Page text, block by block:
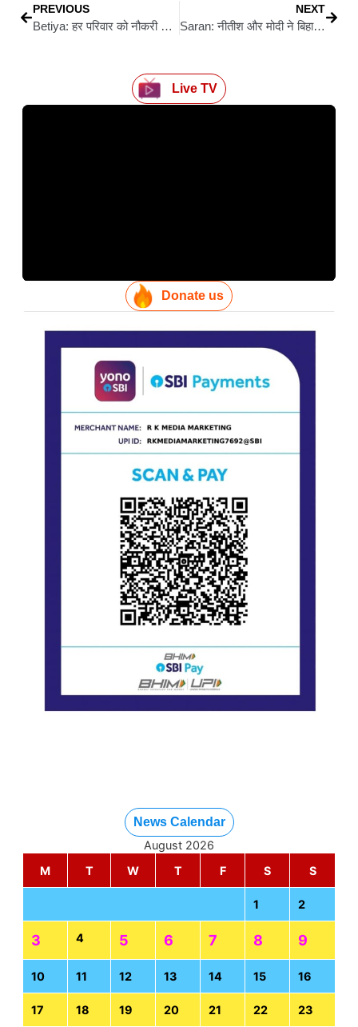
PREVIOUS
Betiya: हर परिवार को नौकरी देने का वादा ‘हवा-हवाई’ : संजय जायसवाल
NEXT
Saran: नीतीश और मोदी ने बिहार को जंगलराज से निकाला : जीतन राम मांझी
Live TV
Donate us
News Calendar
August 2026
M
T W T F S S
1 2
3 4 5 6 7 8 9
10 11 12 13 14 15 16
17 18 19 20 21 22 23